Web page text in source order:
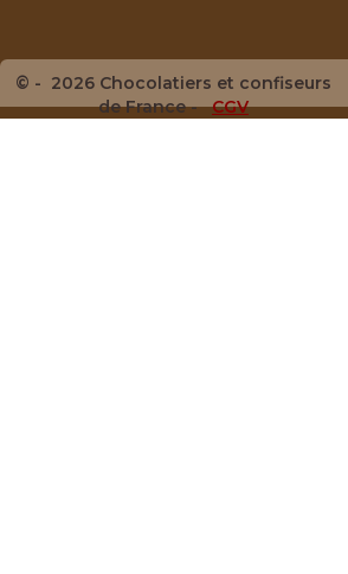
© - 2026 Chocolatiers et confiseurs
de France -CGV